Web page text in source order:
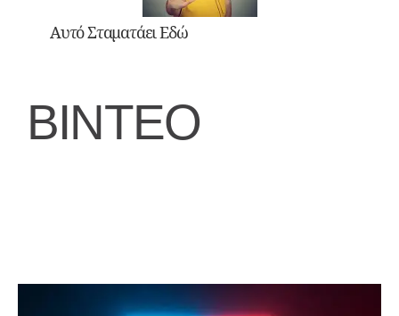
Αυτό Σταματάει Εδώ
ΒΙΝΤΕΟ